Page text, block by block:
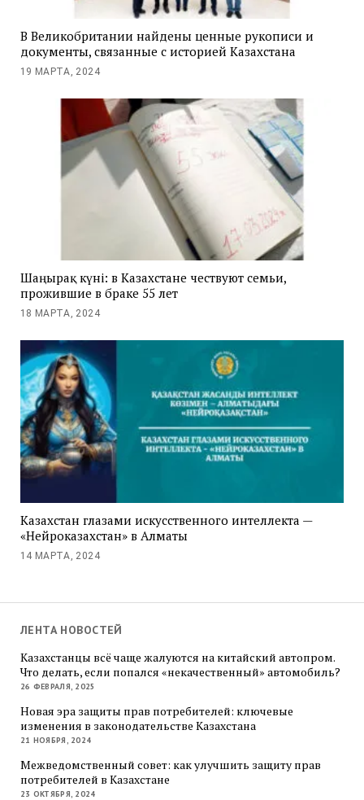
В Великобритании найдены ценные рукописи и
документы, связанные с историей Казахстана
19 МАРТА, 2024
Шаңырақ күні: в Казахстане чествуют семьи,
прожившие в браке 55 лет
18 МАРТА, 2024
Казахстан глазами искусственного интеллекта —
«Нейроказахстан» в Алматы
14 МАРТА, 2024
ЛЕНТА НОВОСТЕЙ
Казахстанцы всё чаще жалуются на китайский автопром.
Что делать, если попался «некачественный» автомобиль?
26 ФЕВРАЛЯ, 2025
Новая эра защиты прав потребителей: ключевые
изменения в законодательстве Казахстана
21 НОЯБРЯ, 2024
Межведомственный совет: как улучшить защиту прав
потребителей в Казахстане
23 ОКТЯБРЯ, 2024